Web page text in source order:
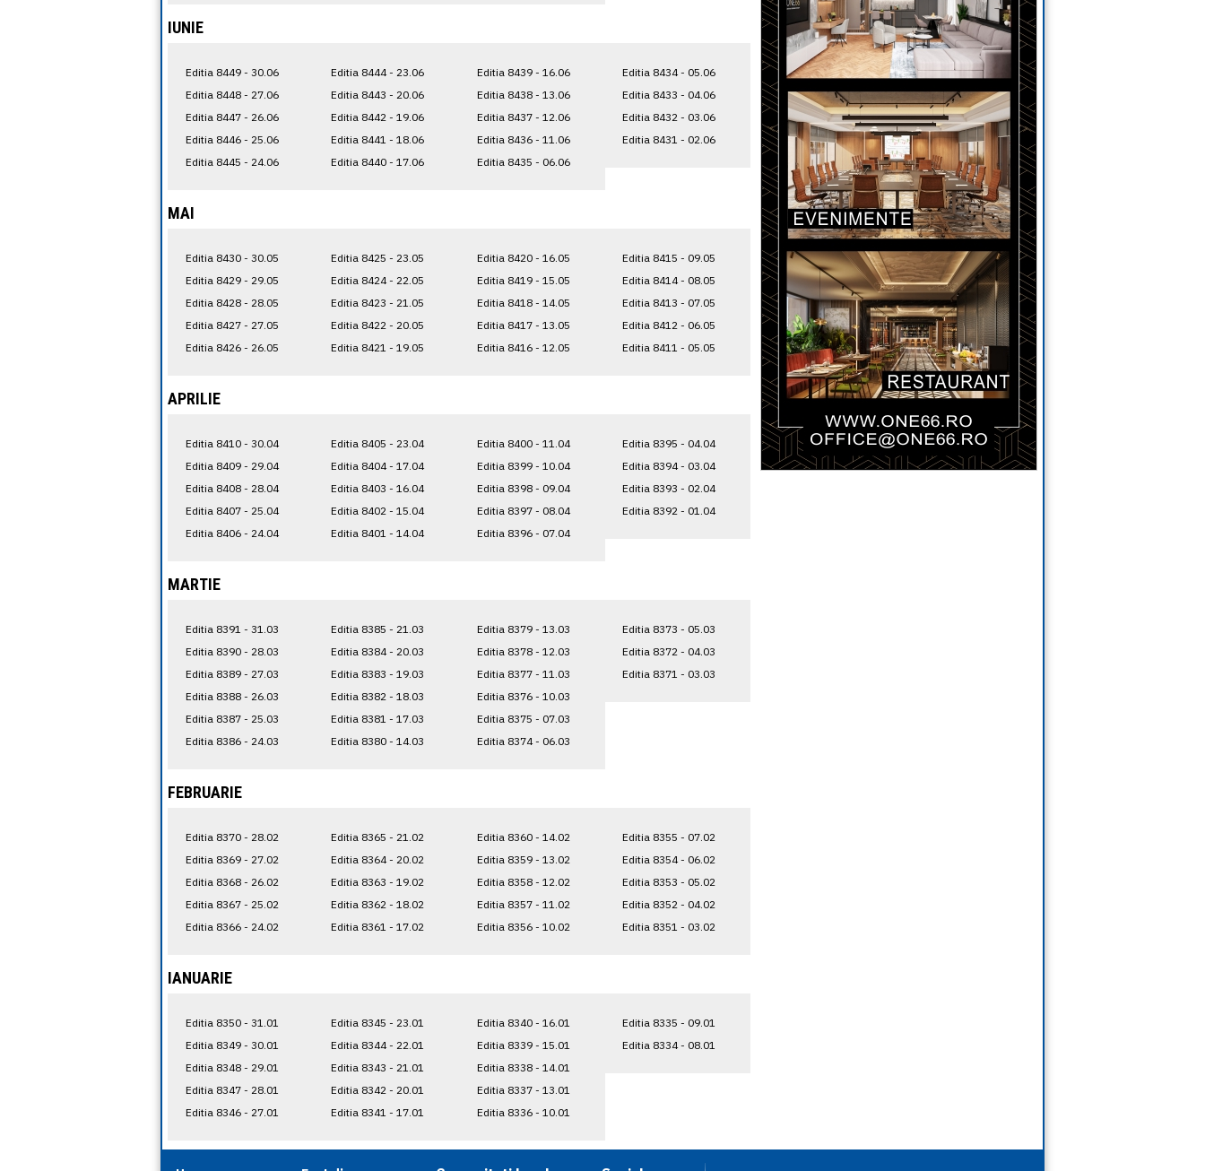
IUNIE
Editia 8449 - 30.06
Editia 8448 - 27.06
Editia 8447 - 26.06
Editia 8446 - 25.06
Editia 8445 - 24.06
Editia 8444 - 23.06
Editia 8443 - 20.06
Editia 8442 - 19.06
Editia 8441 - 18.06
Editia 8440 - 17.06
Editia 8439 - 16.06
Editia 8438 - 13.06
Editia 8437 - 12.06
Editia 8436 - 11.06
Editia 8435 - 06.06
Editia 8434 - 05.06
Editia 8433 - 04.06
Editia 8432 - 03.06
Editia 8431 - 02.06
MAI
Editia 8430 - 30.05
Editia 8429 - 29.05
Editia 8428 - 28.05
Editia 8427 - 27.05
Editia 8426 - 26.05
Editia 8425 - 23.05
Editia 8424 - 22.05
Editia 8423 - 21.05
Editia 8422 - 20.05
Editia 8421 - 19.05
Editia 8420 - 16.05
Editia 8419 - 15.05
Editia 8418 - 14.05
Editia 8417 - 13.05
Editia 8416 - 12.05
Editia 8415 - 09.05
Editia 8414 - 08.05
Editia 8413 - 07.05
Editia 8412 - 06.05
Editia 8411 - 05.05
APRILIE
Editia 8410 - 30.04
Editia 8409 - 29.04
Editia 8408 - 28.04
Editia 8407 - 25.04
Editia 8406 - 24.04
Editia 8405 - 23.04
Editia 8404 - 17.04
Editia 8403 - 16.04
Editia 8402 - 15.04
Editia 8401 - 14.04
Editia 8400 - 11.04
Editia 8399 - 10.04
Editia 8398 - 09.04
Editia 8397 - 08.04
Editia 8396 - 07.04
Editia 8395 - 04.04
Editia 8394 - 03.04
Editia 8393 - 02.04
Editia 8392 - 01.04
MARTIE
Editia 8391 - 31.03
Editia 8390 - 28.03
Editia 8389 - 27.03
Editia 8388 - 26.03
Editia 8387 - 25.03
Editia 8386 - 24.03
Editia 8385 - 21.03
Editia 8384 - 20.03
Editia 8383 - 19.03
Editia 8382 - 18.03
Editia 8381 - 17.03
Editia 8380 - 14.03
Editia 8379 - 13.03
Editia 8378 - 12.03
Editia 8377 - 11.03
Editia 8376 - 10.03
Editia 8375 - 07.03
Editia 8374 - 06.03
Editia 8373 - 05.03
Editia 8372 - 04.03
Editia 8371 - 03.03
FEBRUARIE
Editia 8370 - 28.02
Editia 8369 - 27.02
Editia 8368 - 26.02
Editia 8367 - 25.02
Editia 8366 - 24.02
Editia 8365 - 21.02
Editia 8364 - 20.02
Editia 8363 - 19.02
Editia 8362 - 18.02
Editia 8361 - 17.02
Editia 8360 - 14.02
Editia 8359 - 13.02
Editia 8358 - 12.02
Editia 8357 - 11.02
Editia 8356 - 10.02
Editia 8355 - 07.02
Editia 8354 - 06.02
Editia 8353 - 05.02
Editia 8352 - 04.02
Editia 8351 - 03.02
IANUARIE
Editia 8350 - 31.01
Editia 8349 - 30.01
Editia 8348 - 29.01
Editia 8347 - 28.01
Editia 8346 - 27.01
Editia 8345 - 23.01
Editia 8344 - 22.01
Editia 8343 - 21.01
Editia 8342 - 20.01
Editia 8341 - 17.01
Editia 8340 - 16.01
Editia 8339 - 15.01
Editia 8338 - 14.01
Editia 8337 - 13.01
Editia 8336 - 10.01
Editia 8335 - 09.01
Editia 8334 - 08.01